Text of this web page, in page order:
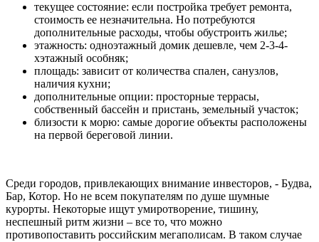
текущее состояние: если постройка требует ремонта,
стоимость ее незначительна. Но потребуются
дополнительные расходы, чтобы обустроить жилье;
этажность: одноэтажный домик дешевле, чем 2-3-4-
хэтажный особняк;
площадь: зависит от количества спален, санузлов,
наличия кухни;
дополнительные опции: просторные террасы,
собственный бассейн и пристань, земельный участок;
близости к морю: самые дорогие объекты расположены
на первой береговой линии.
Среди городов, привлекающих внимание инвесторов, - Будва,
Бар, Котор. Но не всем покупателям по душе шумные
курорты. Некоторые ищут умиротворение, тишину,
неспешный ритм жизни – все то, что можно
противопоставить российским мегаполисам. В таком случае